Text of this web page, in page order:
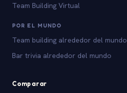
Team Building Virtual
POR EL MUNDO
Team building alrededor del mundo
Bar trivia alrededor del mundo
Comparar